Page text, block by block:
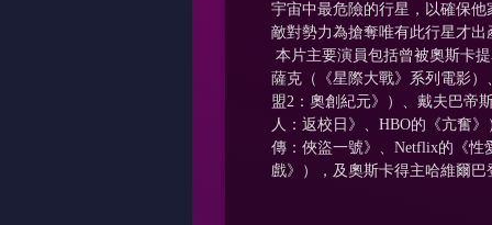
宇宙中最危險的行星，以確保
敵對勢力為搶奪唯有此行星才
本片主要演員包括曾被奧斯卡
薩克（《星際大戰》系列電影
盟2：奧創紀元》）、戴夫巴帝
人：返校日》、HBO的《亢奮
傳：俠盜一號》、Netflix的《性
戲》），及奧斯卡得主哈維爾